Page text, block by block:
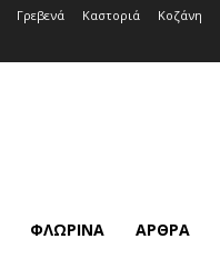
Γρεβενά Καστοριά Κοζάνη
ΦΛΏΡΙΝΑ ΆΡΘΡΑ